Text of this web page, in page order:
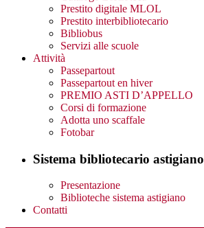
Prestito digitale MLOL
Prestito interbibliotecario
Bibliobus
Servizi alle scuole
Attività
Passepartout
Passepartout en hiver
PREMIO ASTI D’APPELLO
Corsi di formazione
Adotta uno scaffale
Fotobar
Sistema bibliotecario astigiano
Presentazione
Biblioteche sistema astigiano
Contatti